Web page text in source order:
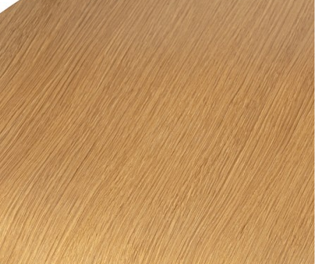
Керамические чайные наборы
Сервизы кофейные
Сервизы кофейные
Кофейные сервизы на 6 персон
Фарфоровые кофейные сервизы
Кофейные сервизы из Китая
Кофейные наборы
Кофейные наборы
Кофейные наборы на 2 персоны
Кофейные наборы на 6 персон
Кофейные наборы из 12 предметов
Подарочные кофейные наборы
Наборы кофейных чашек с блюдцами
Белые кофейные наборы
Фарфоровые кофейные наборы
Керамические кофейные наборы
Заварочные чайники
Заварочные чайники